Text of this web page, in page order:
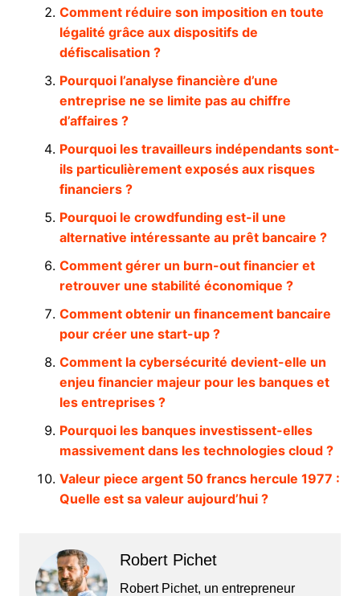
Comment réduire son imposition en toute
légalité grâce aux dispositifs de
défiscalisation ?
Pourquoi l’analyse financière d’une
entreprise ne se limite pas au chiffre
d’affaires ?
Pourquoi les travailleurs indépendants sont-
ils particulièrement exposés aux risques
financiers ?
Pourquoi le crowdfunding est-il une
alternative intéressante au prêt bancaire ?
Comment gérer un burn-out financier et
retrouver une stabilité économique ?
Comment obtenir un financement bancaire
pour créer une start-up ?
Comment la cybersécurité devient-elle un
enjeu financier majeur pour les banques et
les entreprises ?
Pourquoi les banques investissent-elles
massivement dans les technologies cloud ?
Valeur piece argent 50 francs hercule 1977 :
Quelle est sa valeur aujourd’hui ?
Robert Pichet
Robert Pichet, un entrepreneur